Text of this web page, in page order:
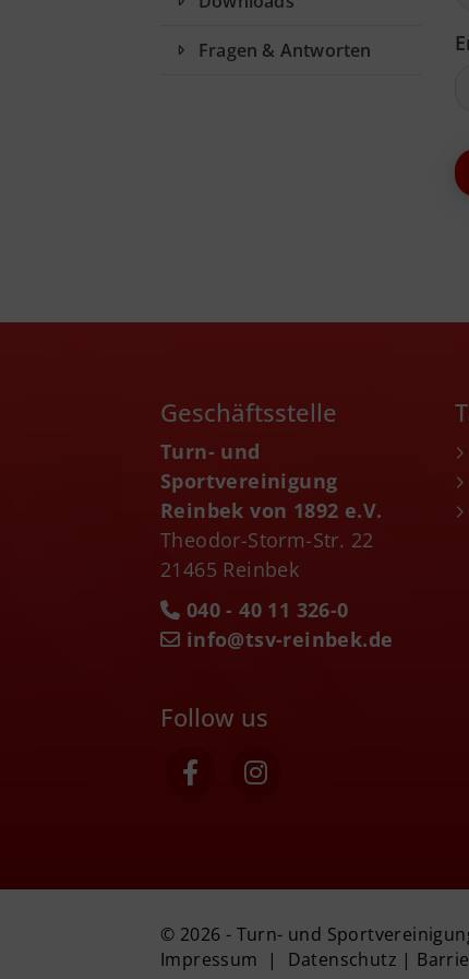
Fragen & Antworten
Geschäftsstelle
Turn- und
Sportvereinigung
Reinbek von 1892 e.V.
Theodor-Storm-Str. 22
21465 Reinbek
040 - 40 11 326-0
info@tsv-reinbek.de
Follow us
© 2026 - Turn- und
Impressum | Datenschutz |